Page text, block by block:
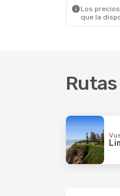
- Berlín
Los
que la